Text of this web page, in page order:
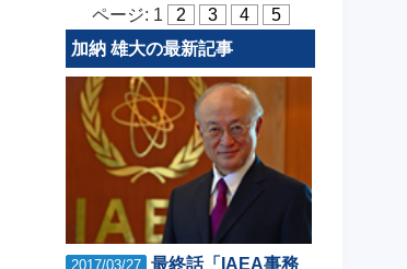
ページ: 1 2 3 4
5
加納 雄大の最新記事
2017/03/27 最終話「IAEA事務